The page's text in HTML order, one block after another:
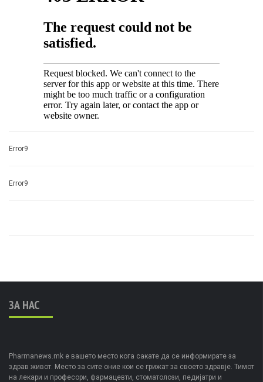
Error9
Error9
ЗА НАС
Pharmanews.mk е вашето место кога сакате да се информирате за
здрав живот. Место за сите оние кои се грижат за своето здравје. Тимот
на лекари и професори, фармацевти, стоматолози, педијатри и